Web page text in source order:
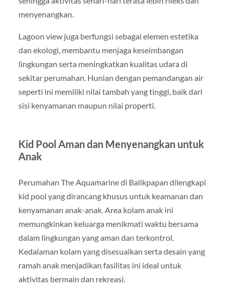
menyenangkan.
Lagoon view juga berfungsi sebagai elemen estetika
dan ekologi, membantu menjaga keseimbangan
lingkungan serta meningkatkan kualitas udara di
sekitar perumahan. Hunian dengan pemandangan air
seperti ini memiliki nilai tambah yang tinggi, baik dari
sisi kenyamanan maupun nilai properti.
Kid Pool Aman dan Menyenangkan untuk
Anak
Perumahan The Aquamarine di Balikpapan dilengkapi
kid pool yang dirancang khusus untuk keamanan dan
kenyamanan anak-anak. Area kolam anak ini
memungkinkan keluarga menikmati waktu bersama
dalam lingkungan yang aman dan terkontrol.
Kedalaman kolam yang disesuaikan serta desain yang
ramah anak menjadikan fasilitas ini ideal untuk
aktivitas bermain dan rekreasi.